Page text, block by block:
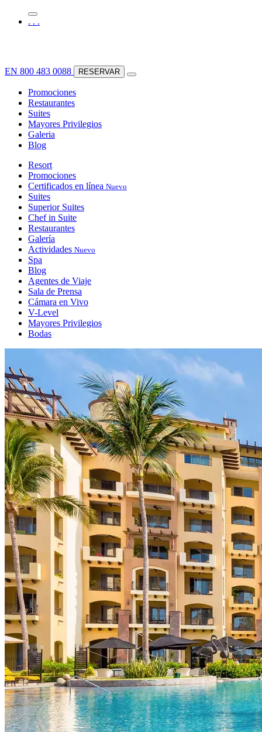
. . .
EN 800 483 0088 RESERVAR
Promociones
Restaurantes
Suites
Mayores Privilegios
Galeria
Blog
Resort
Promociones
Certificados en línea Nuevo
Suites
Superior Suites
Chef in Suite
Restaurantes
Galería
Actividades Nuevo
Spa
Blog
Agentes de Viaje
Sala de Prensa
Cámara en Vivo
V-Level
Mayores Privilegios
Bodas